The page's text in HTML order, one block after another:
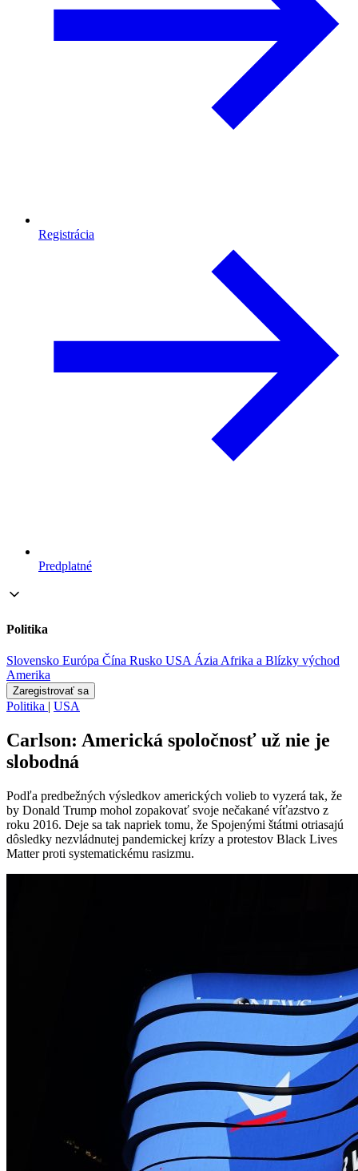
Registrácia
Predplatné
Politika
Slovensko Európa Čína Rusko USA ÁziaAfrika a Blízky východ
Amerika
Zaregistrovať sa
Politika | USA
Carlson: Americká spoločnosť už nie je
slobodná
Podľa predbežných výsledkov amerických volieb to vyzerá tak, že
by Donald Trump mohol zopakovať svoje nečakané víťazstvo z
roku 2016. Deje sa tak napriek tomu, že Spojenými štátmi otriasajú
dôsledky nezvládnutej pandemickej krízy a protestov Black Lives
Matter proti systematickému rasizmu.